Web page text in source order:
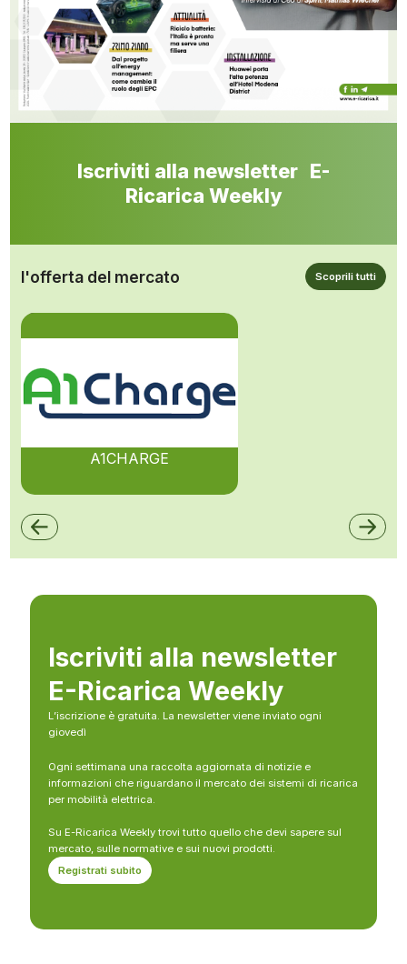
Iscriviti alla newsletter E-
Ricarica Weekly
l'offerta del mercato Scoprili tutti
A1CHARGE
Iscriviti alla newsletter
E-Ricarica Weekly
L’iscrizione è gratuita. La newsletter viene inviato ogni
giovedì
Ogni settimana una raccolta aggiornata di notizie e
informazioni che riguardano il mercato dei sistemi di ricarica
per mobilità elettrica.
Su E-Ricarica Weekly trovi tutto quello che devi sapere sul
mercato, sulle normative e sui nuovi prodotti.
Registrati subito